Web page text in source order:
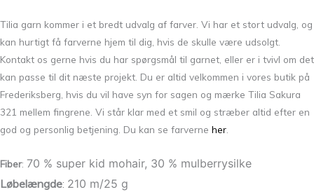
Tilia garn kommer i et bredt udvalg af farver. Vi har et stort udvalg, og
kan hurtigt få farverne hjem til dig, hvis de skulle være udsolgt.
Kontakt os gerne hvis du har spørgsmål til garnet, eller er i tvivl om det
kan passe til dit næste projekt. Du er altid velkommen i vores butik på
Frederiksberg, hvis du vil have syn for sagen og mærke Tilia Sakura
321 mellem fingrene. Vi står klar med et smil og stræber altid efter en
god og personlig betjening. Du kan se farverne her
Fiber: 70 % super kid mohair, 30 % mulberrysilke
Løbelængde: 210 m/25 g